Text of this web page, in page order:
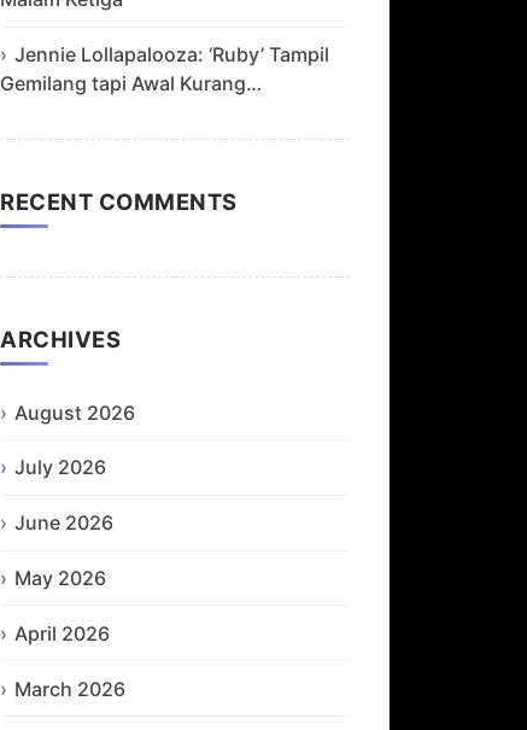
Jennie Lollapalooza: ‘Ruby’ Tampil
Gemilang tapi Awal Kurang…
RECENT COMMENTS
ARCHIVES
August 2026
July 2026
June 2026
May 2026
April 2026
March 2026